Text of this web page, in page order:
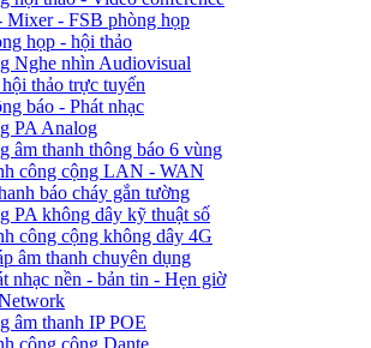
Mixer - FSB phòng họp
họp - hội thảo
Nghe nhìn Audiovisual
thảo trực tuyến
báo - Phát nhạc
PA Analog
âm thanh thông báo 6 vùng
công cộng LAN - WAN
báo cháy gắn tường
PA không dây kỹ thuật số
công cộng không dây 4G
âm thanh chuyên dụng
nhạc nền - bản tin - Hẹn giờ
âm thanh IP POE
công cộng Dante